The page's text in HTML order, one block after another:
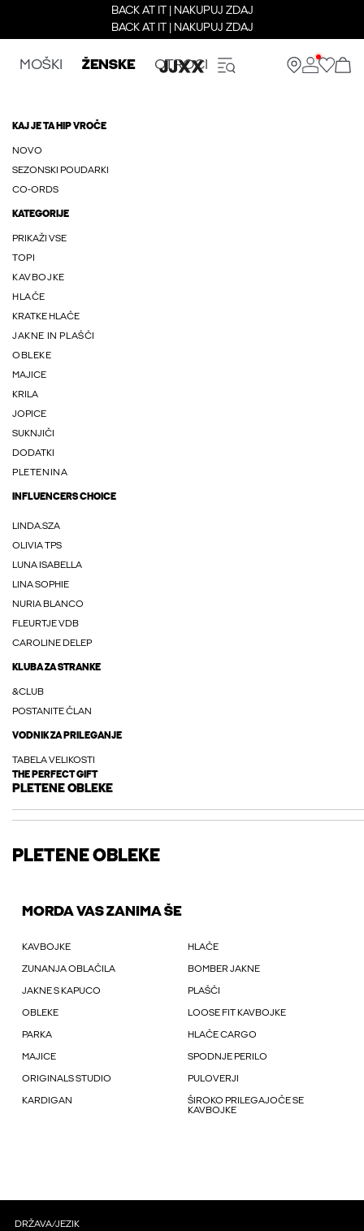
BACK AT IT | NAKUPUJ ZDAJ
BACK AT IT | NAKUPUJ ZDAJ
MOŠKI ŽENSKE OTROCI
KAJ JE TA HIP VROČE
NOVO
SEZONSKI POUDARKI
CO-ORDS
KATEGORIJE
PRIKAŽI VSE
TOPI
KAVBOJKE
HLAČE
KRATKE HLAČE
JAKNE IN PLAŠČI
OBLEKE
MAJICE
KRILA
JOPICE
SUKNJIČI
DODATKI
PLETENINA
INFLUENCERS CHOICE
LINDA.SZA
OLIVIA TPS
LUNA ISABELLA
LINA SOPHIE
NURIA BLANCO
FLEURTJE VDB
CAROLINE DELEP
KLUBA ZA STRANKE
&CLUB
POSTANITE ČLAN
VODNIK ZA PRILEGANJE
TABELA VELIKOSTI
THE PERFECT GIFT
PLETENE OBLEKE
PLETENE OBLEKE
MORDA VAS ZANIMA ŠE
KAVBOJKE HLAČE
ZUNANJA OBLAČILA BOMBER JAKNE
JAKNE S KAPUCO PLAŠČI
OBLEKE LOOSE FIT KAVBOJKE
PARKA HLAČE CARGO
MAJICE SPODNJE PERILO
ORIGINALS STUDIO PULOVERJI
KARDIGAN
ŠIROKO PRILEGAJOČE SE
KAVBOJKE
DRŽAVA/JEZIK